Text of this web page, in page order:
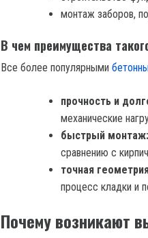
монтаж заборов,
В чем преимущества
Все более популярными
прочность и
механические
быстрый монтаж:
сравнению с
точная
процесс кладки и
Почему возникают